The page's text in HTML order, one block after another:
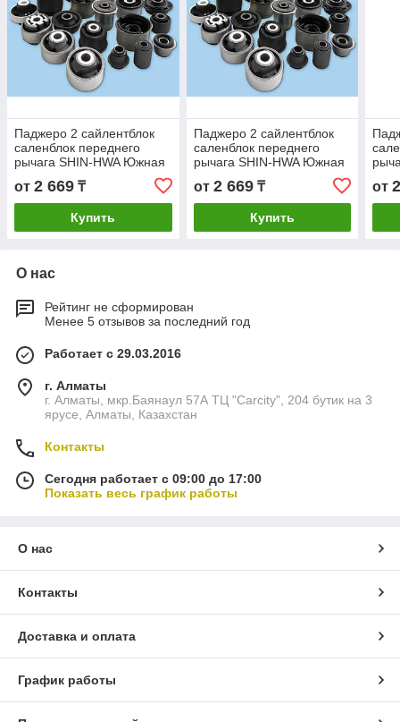
Паджеро 2 сайлентблок
саленблок переднего
рычага SHIN-HWA Южная
корея Митсубиши
Mitsubishi
от 2 669 ₸
Купить
Паджеро 2 сайлентблок
саленблок переднего
рычага SHIN-HWA Южная
корея Митсубиши
Mitsubishi
от 2 669₸
Купить
от
О нас
Рейтинг не сформирован
Менее 5 отзывов за последний год
Работает с 29.03.2016
г. Алматы
г. Алматы, мкр.Баянаул 57А ТЦ "Carcity", 204 бутик на 3
ярусе, Алматы, Казахстан
Контакты
Сегодня работает с 09:00 до 17:00
Показать весь график работы
О нас
Контакты
Доставка и оплата
График работы